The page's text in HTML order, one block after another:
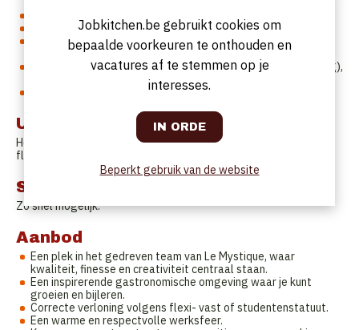
Je werkt nauwkeurig, hygiënisch en met oog voor detail.
Je bent leergierig, gemotiveerd en hebt respect voor
producten en vakmanschap.
Je bent beschikbaar 2 tot 3 keer per week ( meer indien nodig),
afhankelijk de bezetting en planning
Avond- en weekendwerk schrikt je niet af.
Uurrooster
Het uurrooster ligt doorgaans tussen 12:00 en 22:00, met enige
flexibiliteit afhankelijk van de drukte.
Startdatum
Zo snel mogelijk.
Aanbod
Een plek in het gedreven team van Le Mystique, waar
kwaliteit, finesse en creativiteit centraal staan.
Een inspirerende gastronomische omgeving waar je kunt
groeien en bijleren.
Correcte verloning volgens flexi- vast of studentenstatuut.
Een warme en respectvolle werksfeer.
Jobkitchen.be gebruikt cookies om
bepaalde voorkeuren te onthouden en
vacatures af te stemmen op je
interesses.
Beperkt gebruik van de website